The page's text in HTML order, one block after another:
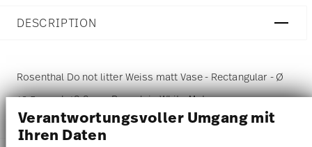
Verantwortungsvoller Umgang mit
Ihren Daten
DESCRIPTION
Rosenthal Do not litter Weiss matt Vase - Rectangular - Ø
13,5 cm - h 18,8 cm, Porcelain White Mat